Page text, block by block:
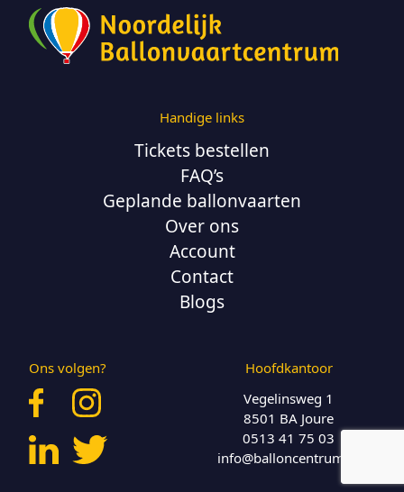
Handige links
Tickets bestellen
FAQ’s
Geplande ballonvaarten
Over ons
Account
Contact
Blogs
Ons volgen?
Hoofdkantoor
Vegelinsweg 1
8501 BA Joure
0513 41 75 03
info@balloncentrum.nl